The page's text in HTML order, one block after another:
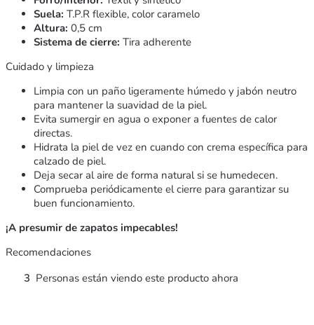
Suela: T.P.R flexible, color caramelo
Altura: 0,5 cm
Sistema de cierre: Tira adherente
Cuidado y limpieza
Limpia con un paño ligeramente húmedo y jabón neutro
para mantener la suavidad de la piel.
Evita sumergir en agua o exponer a fuentes de calor
directas.
Hidrata la piel de vez en cuando con crema específica para
calzado de piel.
Deja secar al aire de forma natural si se humedecen.
Comprueba periódicamente el cierre para garantizar su
buen funcionamiento.
¡A presumir de zapatos impecables!
Recomendaciones
3 Personas están viendo este producto ahora